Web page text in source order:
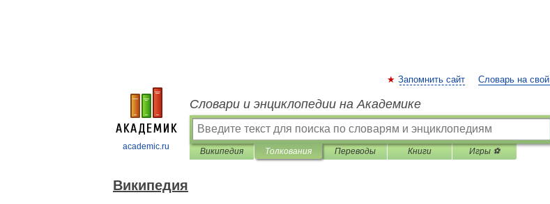
academic.ru
Запомнить сайт Словарь на
Словари и энциклопедии на Академике
Википедия Толкования Переводы Книги Игры ⚽
Википедия